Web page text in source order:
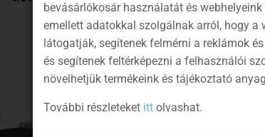
bevásárlókosár használatát és
emellett adatokkal szolgálnak arról, hogy a
látogatják, segítenek felmérni a reklámok
és segítenek feltérképezni a felhasználói
növelhetjük termékeink és tájékoztató
További részleteket itt olvashat.